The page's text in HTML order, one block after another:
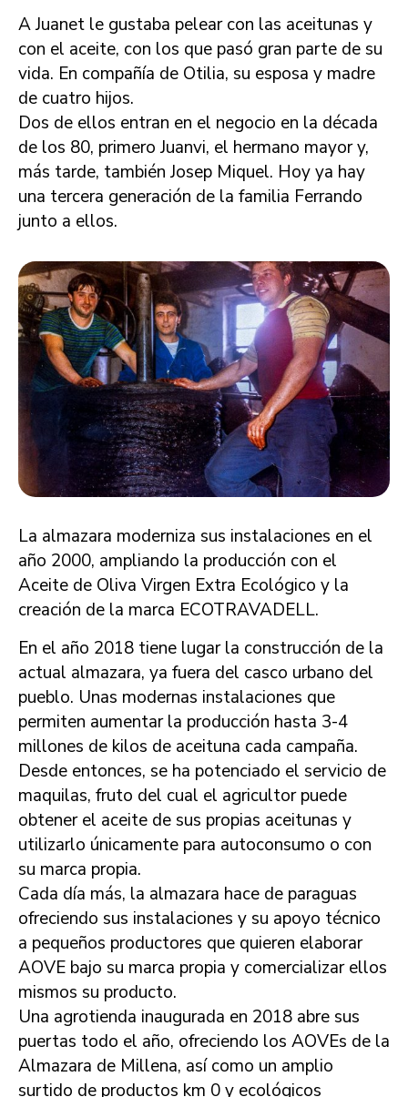
A Juanet le gustaba pelear con las aceitunas y
con el aceite, con los que pasó gran parte de su
vida. En compañía de Otilia, su esposa y madre
de cuatro hijos.
Dos de ellos entran en el negocio en la década
de los 80, primero Juanvi, el hermano mayor y,
más tarde, también Josep Miquel. Hoy ya hay
una tercera generación de la familia Ferrando
junto a ellos.
La almazara moderniza sus instalaciones en el
año 2000, ampliando la producción con el
Aceite de Oliva Virgen Extra Ecológico y la
creación de la marca ECOTRAVADELL.
En el año 2018 tiene lugar la construcción de la
actual almazara, ya fuera del casco urbano del
pueblo. Unas modernas instalaciones que
permiten aumentar la producción hasta 3-4
millones de kilos de aceituna cada campaña.
Desde entonces, se ha potenciado el servicio de
maquilas, fruto del cual el agricultor puede
obtener el aceite de sus propias aceitunas y
utilizarlo únicamente para autoconsumo o con
su marca propia.
Cada día más, la almazara hace de paraguas
ofreciendo sus instalaciones y su apoyo técnico
a pequeños productores que quieren elaborar
AOVE bajo su marca propia y comercializar ellos
mismos su producto.
Una agrotienda inaugurada en 2018 abre sus
puertas todo el año, ofreciendo los AOVEs de la
Almazara de Millena, así como un amplio
surtido de productos km 0 y ecológicos